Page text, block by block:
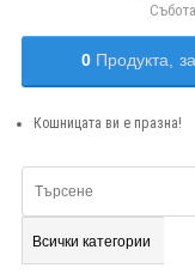
0 Продукта, за
Кошницата ви е празна!
Всички категории